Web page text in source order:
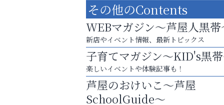
まずは話してみませんか？
「相続」無料相談会カフェ
芦屋インターナショナルスク
その他のContents
WEBマガジン～芦屋人黒帯
新店やイベント情報、最新トピックス
子育てマガジン～KID's黒
楽しいイベントや体験記事も！
芦屋のおけいこ～芦屋
SchoolGuide～